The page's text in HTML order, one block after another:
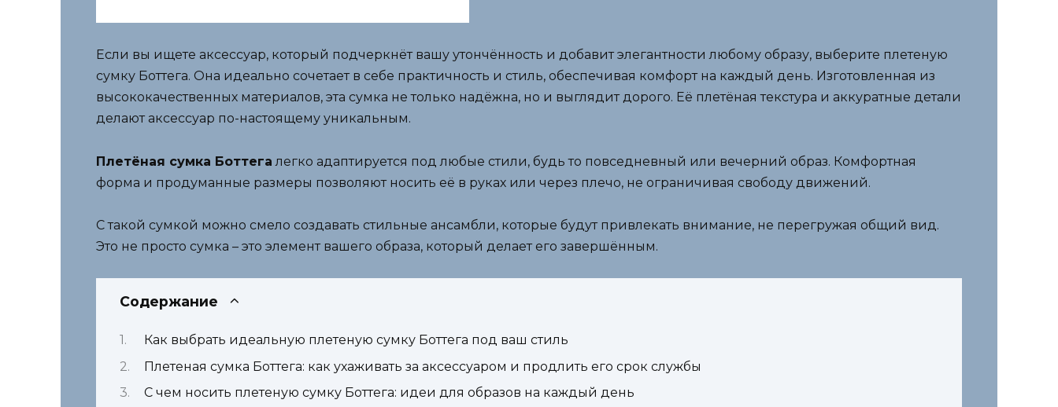
Если вы ищете аксессуар, который подчеркнёт вашу утончённость и добавит элегантности любому образу, выберите плетеную
сумку Боттега. Она идеально сочетает в себе практичность и стиль, обеспечивая комфорт на каждый день. Изготовленная из
высококачественных материалов, эта сумка не только надёжна, но и выглядит дорого. Её плетёная текстура и аккуратные детали
делают аксессуар по-настоящему уникальным.
Плетёная сумка Боттега легко адаптируется под любые стили, будь то повседневный или вечерний образ. Комфортная
форма и продуманные размеры позволяют носить её в руках или через плечо, не ограничивая свободу движений.
С такой сумкой можно смело создавать стильные ансамбли, которые будут привлекать внимание, не перегружая общий вид.
Это не просто сумка – это элемент вашего образа, который делает его завершённым.
Содержание
Как выбрать идеальную плетеную сумку Боттега под ваш стиль
Плетеная сумка Боттега: как ухаживать за аксессуаром и продлить его срок службы
С чем носить плетеную сумку Боттега: идеи для образов на каждый день